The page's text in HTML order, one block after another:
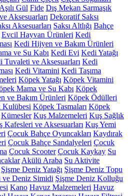
Aşılı Gül Fide Dış Mekan Sarmaşık
Aksesuarları Dekoratif Saksı
Aksesuarları Saksı Altlığı Bahçe
Evcil Hayvan Ürünleri Kedi
Kedi Hijyen ve Bakım Ürünleri
ve Su Kabı Kedi Evi Kedi Yatağı
Tuvaleti ve Aksesuarları Kedi
Kedi Vitamini Kedi Taşıma
Köpek Yatağı Köpek Vitamini
Mama ve Su Kabı Köpek
ve Bakım Ürünleri Köpek Ödülleri
Kulübesi Köpek Tasmaları Köpek
Kümesler Kuş Malzemeleri Kuş Sağlık
Kafesleri ve Aksesuarları Kuş Yemi
Çocuk Bahçe Oyuncakları Kaydırak
Çocuk Bahçe Sandalyeleri Çocuk
Çocuk Scooter Çocuk Kaykay Su
Akülü Araba Su Aktivite
Şişme Deniz Yatağı Şişme Deniz Topu
ve Deniz Simidi Şişme Deniz Kolluğu
Kano Havuz Malzemeleri Havuz